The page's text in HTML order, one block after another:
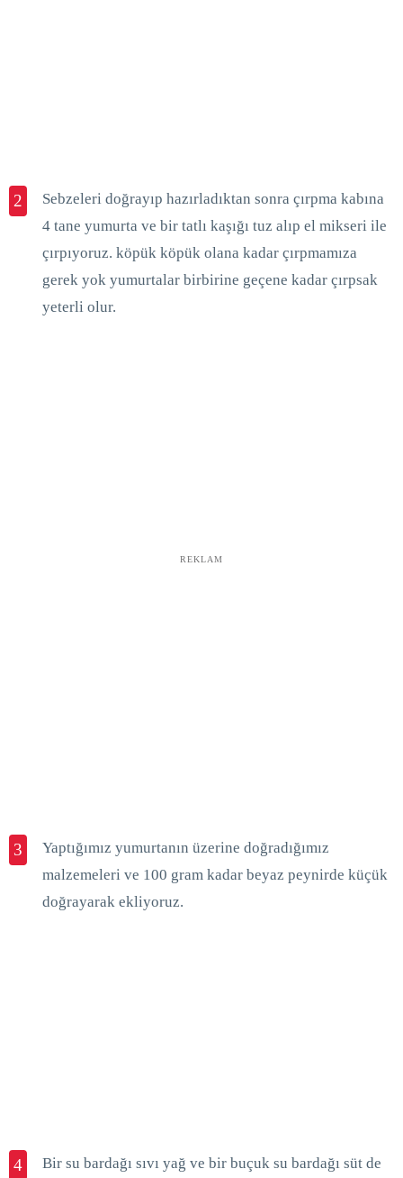
2
Sebzeleri doğrayıp hazırladıktan sonra çırpma kabına
4 tane yumurta ve bir tatlı kaşığı tuz alıp el mikseri ile
çırpıyoruz. köpük köpük olana kadar çırpmamıza
gerek yok yumurtalar birbirine geçene kadar çırpsak
yeterli olur.
REKLAM
3
Yaptığımız yumurtanın üzerine doğradığımız
malzemeleri ve 100 gram kadar beyaz peynirde küçük
doğrayarak ekliyoruz.
4
Bir su bardağı sıvı yağ ve bir buçuk su bardağı süt de